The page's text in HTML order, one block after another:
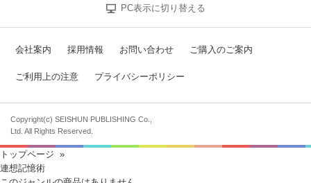
PC表示に切り替える
会社案内 採用情報 お問い合わせ ご購入のご案内
ご利用上の注意 プライバシーポリシー
Copyright(c) SEISHUN PUBLISHING Co.,
Ltd. All Rights Reserved.
トップページ »
連想記憶術